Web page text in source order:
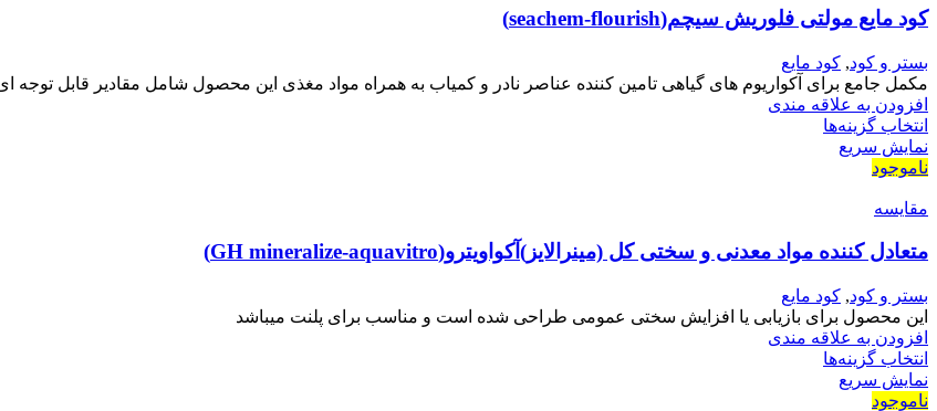
کود مایع مولتی فلوریش سیچم(seachem-flourish)
بستر و کود, کود مایع
مکمل جامع برای آکواریوم های گیاهی تامین کننده عناصر نادر و کمیاب به همراه مواد مغذی این محصول شامل مقادیر قابل توجه ای
افزودن به علاقه مندی
انتخاب گزینه‌ها
نمایش سریع
ناموجود
مقايسه
متعادل کننده مواد معدنی و سختی کل (مینرالایز)آکواویترو(GH mineralize-aquavitro)
بستر و کود, کود مایع
این محصول برای بازیابی یا افزایش سختی عمومی طراحی شده است و مناسب برای پلنت میباشد
افزودن به علاقه مندی
انتخاب گزینه‌ها
نمایش سریع
ناموجود